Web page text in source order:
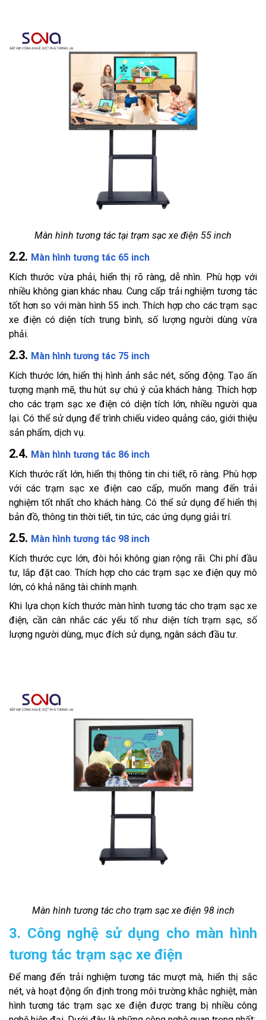
Màn hình tương tác tại trạm sạc xe điện 55 inch
2.2. Màn hình tương tác 65 inch
Kích thước vừa phải, hiển thị rõ ràng, dễ nhìn. Phù hợp với
nhiều không gian khác nhau. Cung cấp trải nghiệm tương tác
tốt hơn so với màn hình 55 inch. Thích hợp cho các trạm sạc
xe điện có diện tích trung bình, số lượng người dùng vừa
phải.
2.3. Màn hình tương tác 75 inch
Kích thước lớn, hiển thị hình ảnh sắc nét, sống động. Tạo ấn
tượng mạnh mẽ, thu hút sự chú ý của khách hàng. Thích hợp
cho các trạm sạc xe điện có diện tích lớn, nhiều người qua
lại. Có thể sử dụng để trình chiếu video quảng cáo, giới thiệu
sản phẩm, dịch vụ.
2.4. Màn hình tương tác 86 inch
Kích thước rất lớn, hiển thị thông tin chi tiết, rõ ràng. Phù hợp
với các trạm sạc xe điện cao cấp, muốn mang đến trải
nghiệm tốt nhất cho khách hàng. Có thể sử dụng để hiển thị
bản đồ, thông tin thời tiết, tin tức, các ứng dụng giải trí.
2.5. Màn hình tương tác 98 inch
Kích thước cực lớn, đòi hỏi không gian rộng rãi. Chi phí đầu
tư, lắp đặt cao. Thích hợp cho các trạm sạc xe điện quy mô
lớn, có khả năng tài chính mạnh.
Khi lựa chọn kích thước màn hình tương tác cho trạm sạc xe
điện, cần cân nhắc các yếu tố như diện tích trạm sạc, số
lượng người dùng, mục đích sử dụng, ngân sách đầu tư.
Màn hình tương tác cho trạm sạc xe điện 98 inch
3. Công nghệ sử dụng cho màn hình
tương tác trạm sạc xe điện
Để mang đến trải nghiệm tương tác mượt mà, hiển thị sắc
nét, và hoạt động ổn định trong môi trường khắc nghiệt, màn
hình tương tác trạm sạc xe điện được trang bị nhiều công